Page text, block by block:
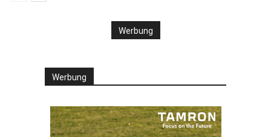
Werbung
Werbung